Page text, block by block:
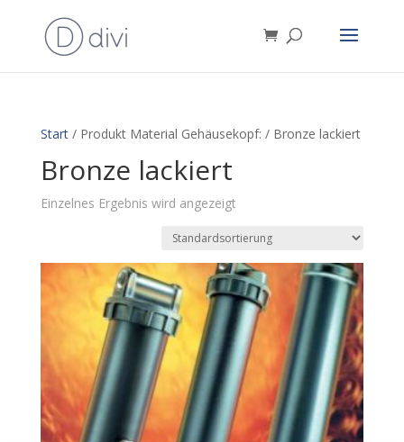
Start/ Produkt Material Gehäusekopf: / Bronze lackiert
Bronze lackiert
Einzelnes Ergebnis wird angezeigt